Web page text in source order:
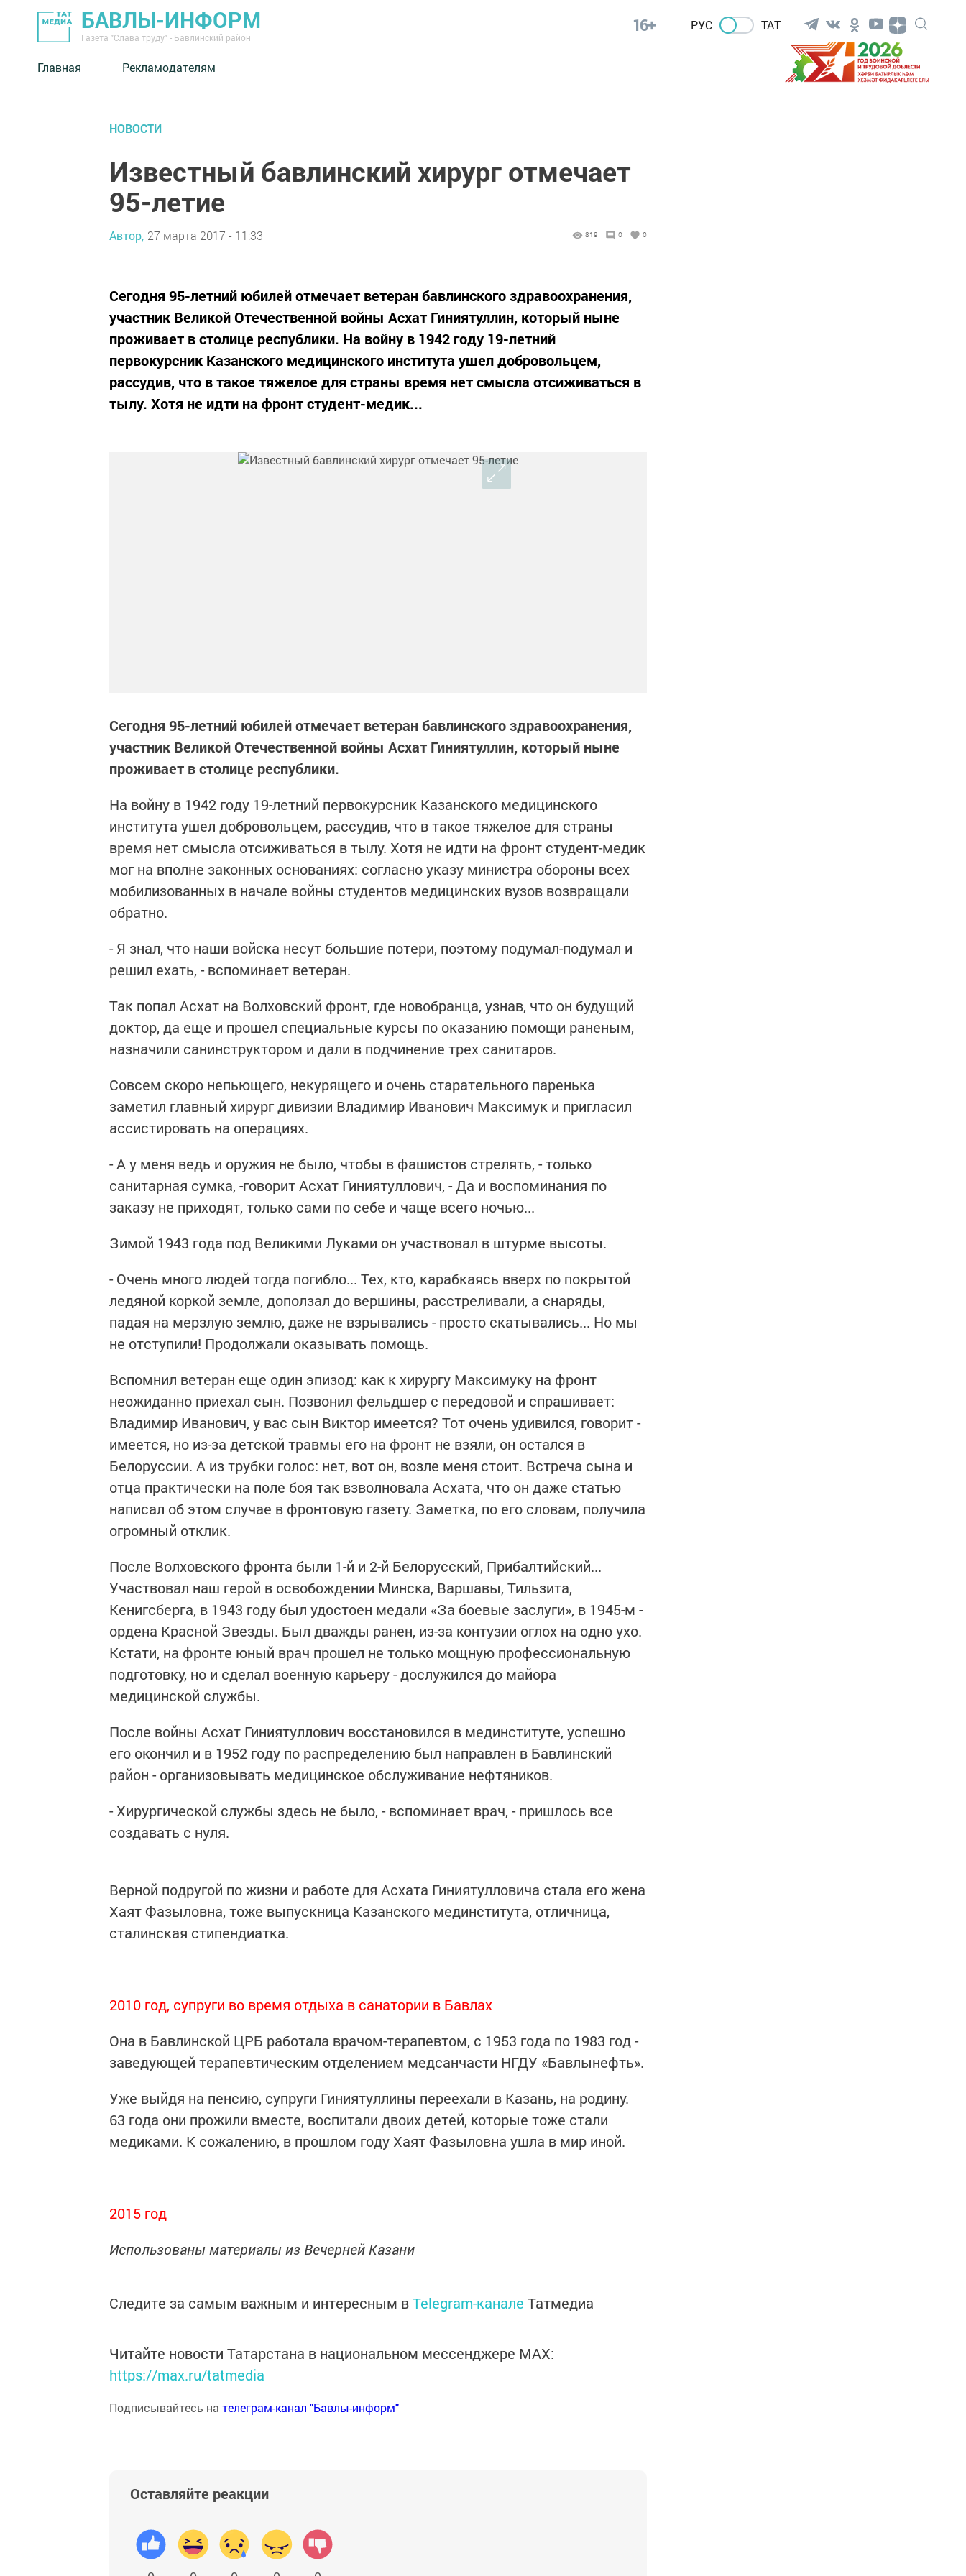
БАВЛЫ-ИНФОРМ
Газета "Слава труду" - Бавлинский район
16+ РУС ТАТ
Главная Рекламодателям
НОВОСТИ
Известный бавлинский хирург отмечает
95-летие
Автор, 27 марта 2017 - 11:33 819 0 0
Сегодня 95-летний юбилей отмечает ветеран бавлинского здравоохранения,
участник Великой Отечественной войны Асхат Гиниятуллин, который ныне
проживает в столице республики. На войну в 1942 году 19-летний
первокурсник Казанского медицинского института ушел добровольцем,
рассудив, что в такое тяжелое для страны время нет смысла отсиживаться в
тылу. Хотя не идти на фронт студент-медик...
Сегодня 95-летний юбилей отмечает ветеран бавлинского здравоохранения,
участник Великой Отечественной войны Асхат Гиниятуллин, который ныне
проживает в столице республики.
На войну в 1942 году 19-летний первокурсник Казанского медицинского
института ушел добровольцем, рассудив, что в такое тяжелое для страны
время нет смысла отсиживаться в тылу. Хотя не идти на фронт студент-медик
мог на вполне законных основаниях: согласно указу министра обороны всех
мобилизованных в начале войны студентов медицинских вузов возвращали
обратно.
- Я знал, что наши войска несут большие потери, поэтому подумал-подумал и
решил ехать, - вспоминает ветеран.
Так попал Асхат на Волховский фронт, где новобранца, узнав, что он будущий
доктор, да еще и прошел специальные курсы по оказанию помощи раненым,
назначили санинструктором и дали в подчинение трех санитаров.
Совсем скоро непьющего, некурящего и очень старательного паренька
заметил главный хирург дивизии Владимир Иванович Максимук и пригласил
ассистировать на операциях.
- А у меня ведь и оружия не было, чтобы в фашистов стрелять, - только
санитарная сумка, -говорит Асхат Гиниятуллович, - Да и воспоминания по
заказу не приходят, только сами по себе и чаще всего ночью...
Зимой 1943 года под Великими Луками он участвовал в штурме высоты.
- Очень много людей тогда погибло... Тех, кто, карабкаясь вверх по покрытой
ледяной коркой земле, доползал до вершины, расстреливали, а снаряды,
падая на мерзлую землю, даже не взрывались - просто скатывались... Но мы
не отступили! Продолжали оказывать помощь.
Вспомнил ветеран еще один эпизод: как к хирургу Максимуку на фронт
неожиданно приехал сын. Позвонил фельдшер с передовой и спрашивает:
Владимир Иванович, у вас сын Виктор имеется? Тот очень удивился, говорит -
имеется, но из-за детской травмы его на фронт не взяли, он остался в
Белоруссии. А из трубки голос: нет, вот он, возле меня стоит. Встреча сына и
отца практически на поле боя так взволновала Асхата, что он даже статью
написал об этом случае в фронтовую газету. Заметка, по его словам, получила
огромный отклик.
После Волховского фронта были 1-й и 2-й Белорусский, Прибалтийский...
Участвовал наш герой в освобождении Минска, Варшавы, Тильзита,
Кенигсберга, в 1943 году был удостоен медали «За боевые заслуги», в 1945-м -
ордена Красной Звезды. Был дважды ранен, из-за контузии оглох на одно ухо.
Кстати, на фронте юный врач прошел не только мощную профессиональную
подготовку, но и сделал военную карьеру - дослужился до майора
медицинской службы.
После войны Асхат Гиниятуллович восстановился в мединституте, успешно
его окончил и в 1952 году по распределению был направлен в Бавлинский
район - организовывать медицинское обслуживание нефтяников.
- Хирургической службы здесь не было, - вспоминает врач, - пришлось все
создавать с нуля.
Верной подругой по жизни и работе для Асхата Гиниятулловича стала его жена
Хаят Фазыловна, тоже выпускница Казанского мединститута, отличница,
сталинская стипендиатка.
2010 год, супруги во время отдыха в санатории в Бавлах
Она в Бавлинской ЦРБ работала врачом-терапевтом, с 1953 года по 1983 год -
заведующей терапевтическим отделением медсанчасти НГДУ «Бавлынефть».
Уже выйдя на пенсию, супруги Гиниятуллины переехали в Казань, на родину.
63 года они прожили вместе, воспитали двоих детей, которые тоже стали
медиками. К сожалению, в прошлом году Хаят Фазыловна ушла в мир иной.
2015 год
Использованы материалы из Вечерней Казани
Следите за самым важным и интересным вTelegram-канале Татмедиа
Читайте новости Татарстана в национальном мессенджере MАХ:
https://max.ru/tatmedia
Подписывайтесь на телеграм-канал "Бавлы-информ"
Оставляйте реакции